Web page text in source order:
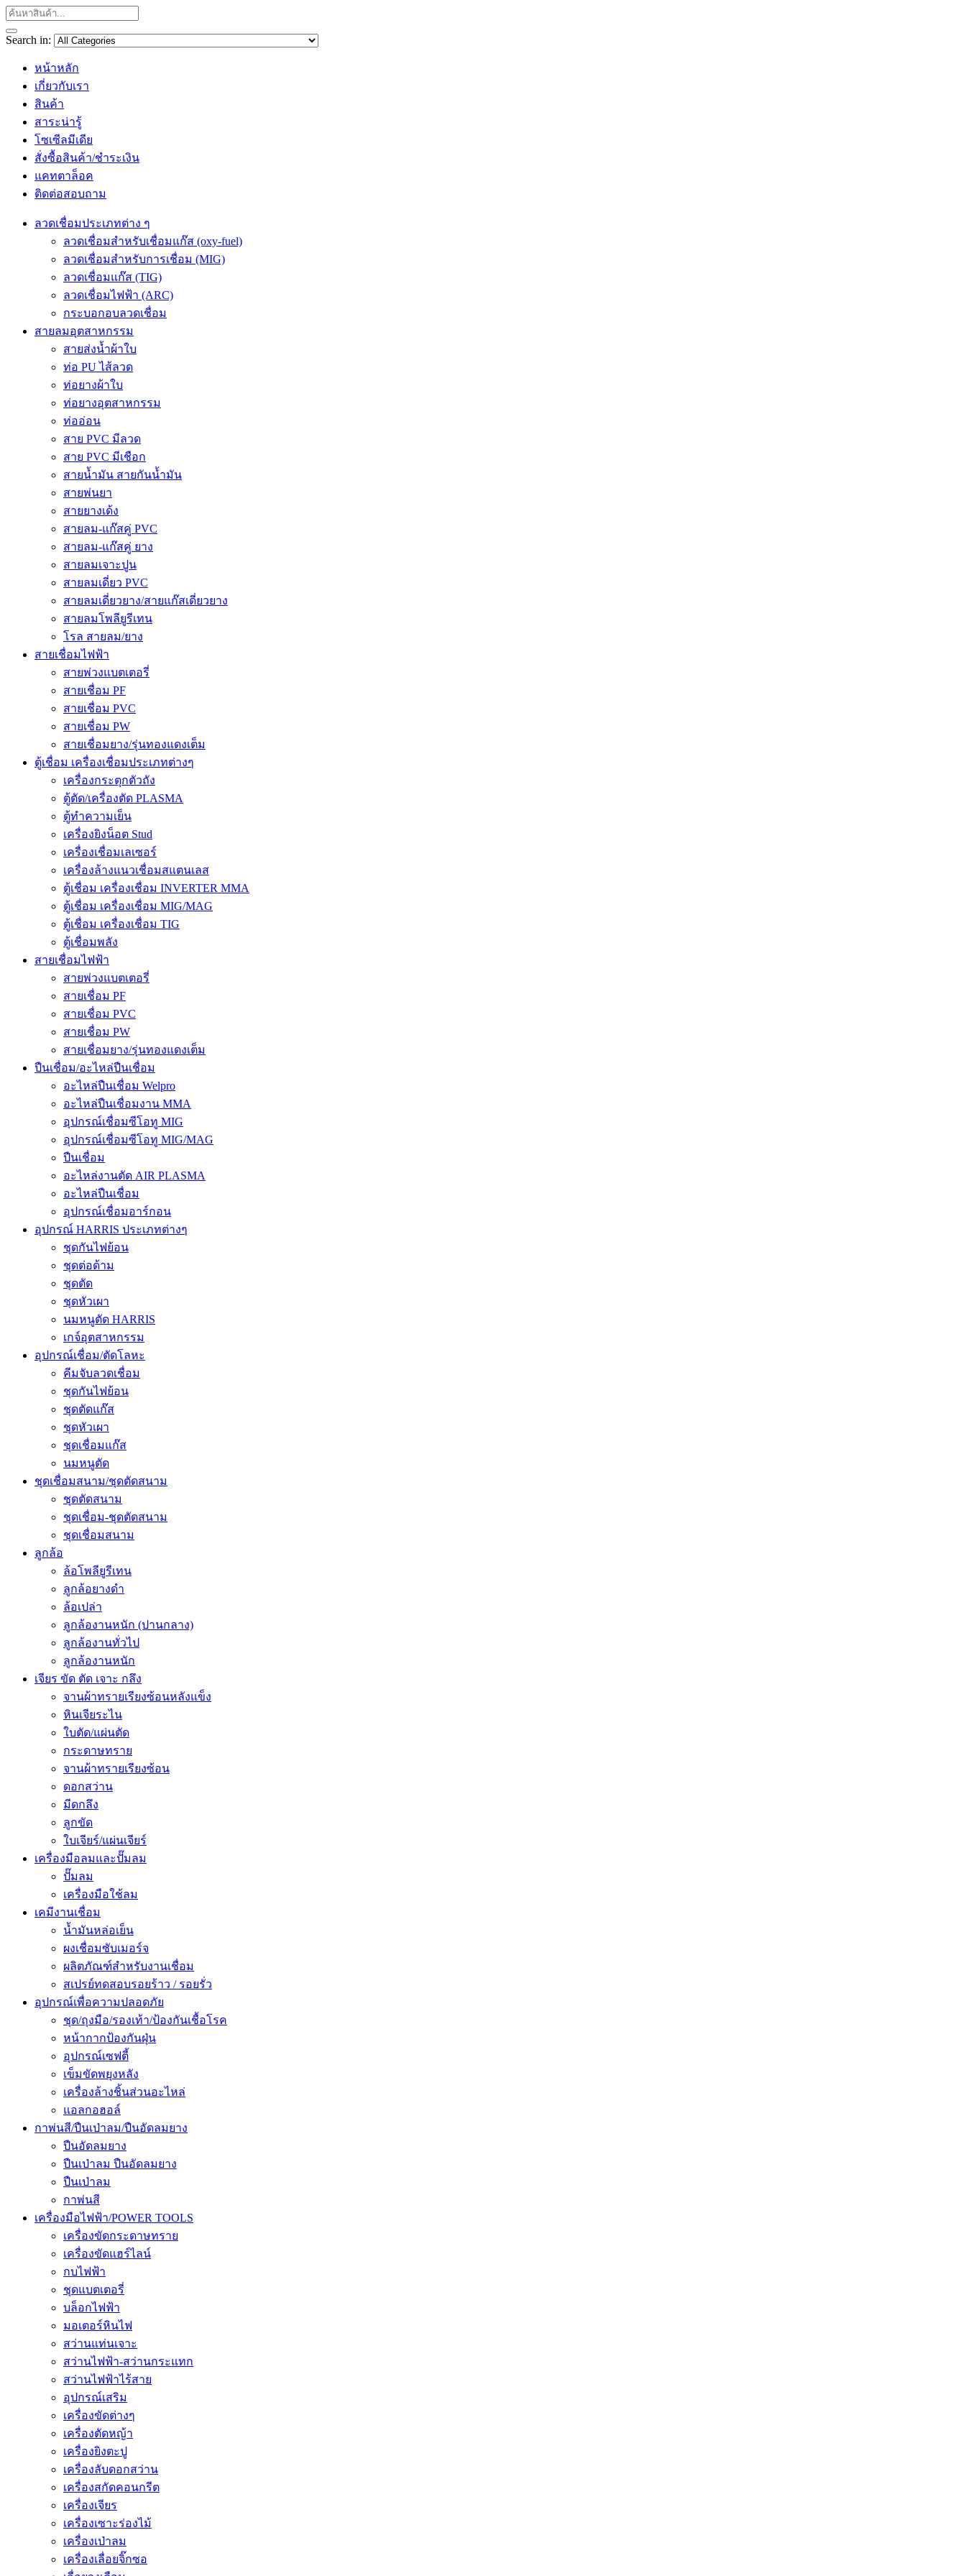
Search in:
หน้าหลัก
เกี่ยวกับเรา
สินค้า
สาระน่ารู้
โซเซีลมีเดีย
สั่งซื้อสินค้า/ชำระเงิน
แคทตาล็อค
ติดต่อสอบถาม
ลวดเชื่อมประเภทต่าง ๆ
ลวดเชื่อมสำหรับเชื่อมแก๊ส (oxy-fuel)
ลวดเชื่อมสำหรับการเชื่อม (MIG)
ลวดเชื่อมแก๊ส (TIG)
ลวดเชื่อมไฟฟ้า (ARC)
กระบอกอบลวดเชื่อม
สายลมอุตสาหกรรม
สายส่งน้ำผ้าใบ
ท่อ PU ไส้ลวด
ท่อยางผ้าใบ
ท่อยางอุตสาหกรรม
ท่ออ่อน
สาย PVC มีลวด
สาย PVC มีเชือก
สายน้ำมัน สายกันน้ำมัน
สายพ่นยา
สายยางเด้ง
สายลม-แก๊สคู่ PVC
สายลม-แก๊สคู่ ยาง
สายลมเจาะปูน
สายลมเดี่ยว PVC
สายลมเดี่ยวยาง/สายแก๊สเดี่ยวยาง
สายลมโพลียูรีเทน
โรล สายลม/ยาง
สายเชื่อมไฟฟ้า
สายพ่วงแบตเตอรี่
สายเชื่อม PF
สายเชื่อม PVC
สายเชื่อม PW
สายเชื่อมยาง/รุ่นทองแดงเต็ม
ตู้เชื่อม เครื่องเชื่อมประเภทต่างๆ
เครื่องกระตุกตัวถัง
ตู้ตัด/เครื่องตัด PLASMA
ตู้ทำความเย็น
เครื่องยิงน็อต Stud
เครื่องเชื่อมเลเซอร์
เครื่องล้างแนวเชื่อมสแตนเลส
ตู้เชื่อม เครื่องเชื่อม INVERTER MMA
ตู้เชื่อม เครื่องเชื่อม MIG/MAG
ตู้เชื่อม เครื่องเชื่อม TIG
ตู้เชื่อมพลัง
สายเชื่อมไฟฟ้า
สายพ่วงแบตเตอรี่
สายเชื่อม PF
สายเชื่อม PVC
สายเชื่อม PW
สายเชื่อมยาง/รุ่นทองแดงเต็ม
ปืนเชื่อม/อะไหล่ปืนเชื่อม
อะไหล่ปืนเชื่อม Welpro
อะไหล่ปืนเชื่อมงาน MMA
อุปกรณ์เชื่อมซีโอทู MIG
อุปกรณ์เชื่อมซีโอทู MIG/MAG
ปืนเชื่อม
อะไหล่งานตัด AIR PLASMA
อะไหล่ปืนเชื่อม
อุปกรณ์เชื่อมอาร์กอน
อุปกรณ์ HARRIS ประเภทต่างๆ
ชุดกันไฟย้อน
ชุดต่อด้าม
ชุดตัด
ชุดหัวเผา
นมหนูตัด HARRIS
เกจ์อุตสาหกรรม
อุปกรณ์เชื่อม/ตัดโลหะ
คีมจับลวดเชื่อม
ชุดกันไฟย้อน
ชุดตัดแก๊ส
ชุดหัวเผา
ชุดเชื่อมแก๊ส
นมหนูตัด
ชุดเชื่อมสนาม/ชุดตัดสนาม
ชุดตัดสนาม
ชุดเชื่อม-ชุดตัดสนาม
ชุดเชื่อมสนาม
ลูกล้อ
ล้อโพลียูรีเทน
ลูกล้อยางดำ
ล้อเปล่า
ลูกล้องานหนัก (ปานกลาง)
ลูกล้องานทั่วไป
ลูกล้องานหนัก
เจียร ขัด ตัด เจาะ กลึง
จานผ้าทรายเรียงซ้อนหลังแข็ง
หินเจียระไน
ใบตัด/แผ่นตัด
กระดาษทราย
จานผ้าทรายเรียงซ้อน
ดอกสว่าน
มีดกลึง
ลูกขัด
ใบเจียร์/แผ่นเจียร์
เครื่องมือลมและปั๊มลม
ปั๊มลม
เครื่องมือใช้ลม
เคมีงานเชื่อม
น้ำมันหล่อเย็น
ผงเชื่อมซับเมอร์จ
ผลิตภัณฑ์สำหรับงานเชื่อม
สเปรย์ทดสอบรอยร้าว / รอยรั่ว
อุปกรณ์เพื่อความปลอดภัย
ชุด/ถุงมือ/รองเท้า/ป้องกันเชื้อโรค
หน้ากากป้องกันฝุ่น
อุปกรณ์เซฟตี้
เข็มขัดพยุงหลัง
เครื่องล้างชิ้นส่วนอะไหล่
แอลกอฮอล์
กาพ่นสี/ปืนเป่าลม/ปืนอัดลมยาง
ปืนอัดลมยาง
ปืนเป่าลม ปืนอัดลมยาง
ปืนเป่าลม
กาพ่นสี
เครื่องมือไฟฟ้า/POWER TOOLS
เครื่องขัดกระดาษทราย
เครื่องขัดแฮร์ไลน์
กบไฟฟ้า
ชุดแบตเตอรี่
บล็อกไฟฟ้า
มอเตอร์หินไฟ
สว่านแท่นเจาะ
สว่านไฟฟ้า-สว่านกระแทก
สว่านไฟฟ้าไร้สาย
อุปกรณ์เสริม
เครื่องขัดต่างๆ
เครื่องตัดหญ้า
เครื่องยิงตะปู
เครื่องลับดอกสว่าน
เครื่องสกัดคอนกรีต
เครื่องเจียร
เครื่องเซาะร่องไม้
เครื่องเป่าลม
เครื่องเลื่อยจิ๊กซอ